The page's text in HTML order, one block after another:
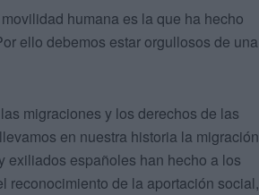
humana es la que ha hecho
ello debemos estar orgullosos de una
migraciones y los derechos de las
en nuestra historia la migración
exiliados españoles han hecho a los
reconocimiento de la aportación social,